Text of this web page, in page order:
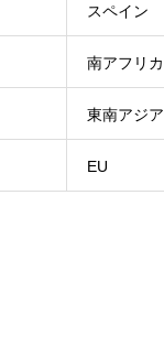
スペイン
南アフリカ
東南アジア
EU